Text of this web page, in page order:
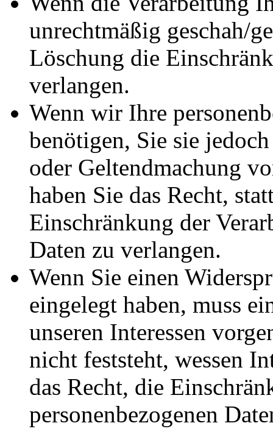
unrechtmäßig geschah/
Löschung die
verlangen.
Wenn wir Ihre
benötigen, Sie sie
oder Geltendmachung
haben Sie das Recht,
Einschränkung der
Daten zu verlangen.
Wenn Sie einen
eingelegt haben, muss
unseren Interessen
nicht feststeht, wessen
das Recht, die
personenbezogenen